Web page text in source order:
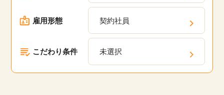
雇用形態 契約社員
こだわり条件 未選択